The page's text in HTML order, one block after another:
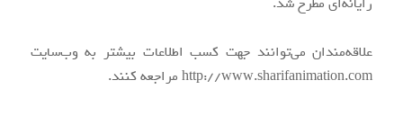
علاقه‌مندان می‌توانند جهت کسب اطلاعات بیشتر به وب‌سایت
http://www.sharifanimation.com مراجعه کنند.